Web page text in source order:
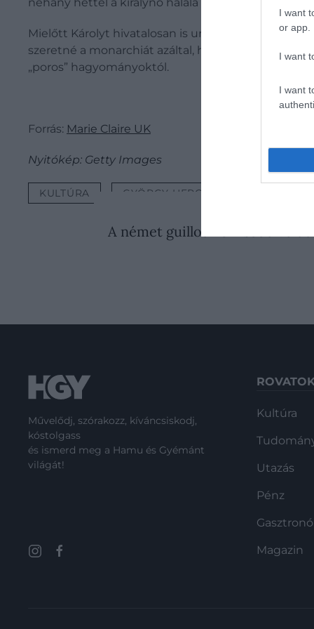
I want
or app.
I want
I want
Mielőtt Károlyt hivatalosan is uralkodóvá
szeretné a monarchiát azáltal, hogy a hivatalos
„poros” hagyományoktól.
Forrás: Marie Claire UK
Nyitókép: Getty Images
KULTÚRA GYÖRGY HERCEG
A német guillotine kisebb volt a
Művelődj, szórakozz, kíváncsiskodj,
kóstolgass
és ismerd meg a Hamu és Gyémánt
világát!
Kultúra
Utazás
Pénz
Magazin